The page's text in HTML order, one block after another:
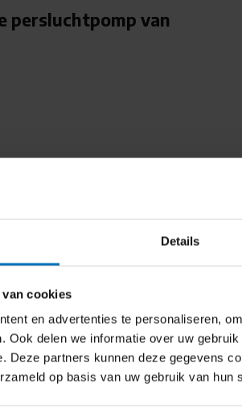
Details
cookies
en advertenties te personaliseren,
Ook delen we informatie over uw
Deze partners kunnen deze gegevens
op basis van uw gebruik van hun
persluchtpomp van
in de handgreep van het
en klein ontwerp met
verlicht door LED-licht
op accu